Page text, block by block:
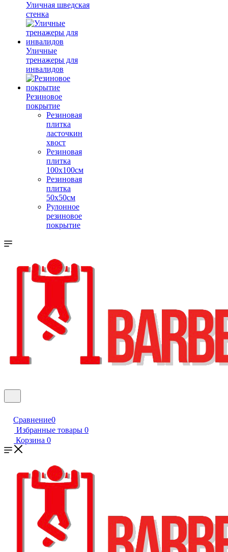
Уличная шведская
стенка
Уличные
тренажеры для
инвалидов
Резиновое
покрытие
Резиновая
плитка
ласточкин
хвост
Резиновая
плитка
100х100см
Резиновая
плитка
50х50см
Рулонное
резиновое
покрытие
Сравнение0
Избранные товары 0
Корзина 0